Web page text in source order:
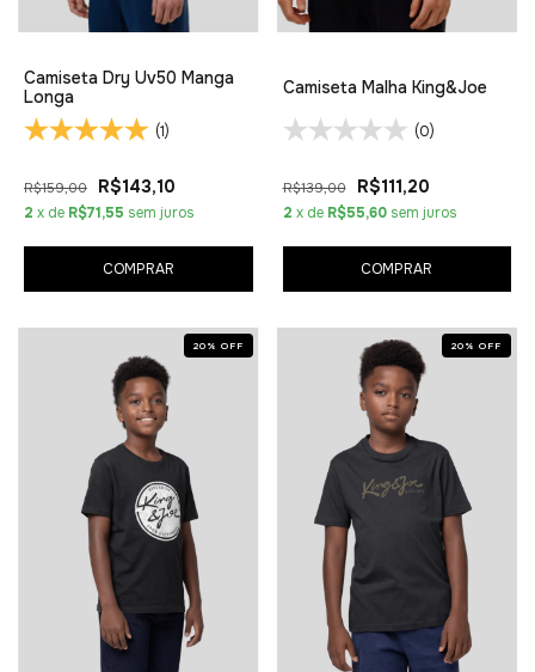
Camiseta Dry Uv50 Manga
Longa
(1)
R$159,00 R$143,10
2 x de R$71,55 sem juros
COMPRAR
Camiseta Malha King&Joe
(0)
R$139,00 R$111,20
2 x de R$55,60 sem juros
COMPRAR
20 % OFF 20 % OFF